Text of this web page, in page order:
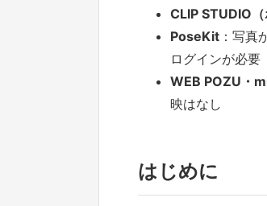
CLIP STUDIO（
PoseKit ：写真
ログインが必要
WEB POZU・
映はなし
はじめに